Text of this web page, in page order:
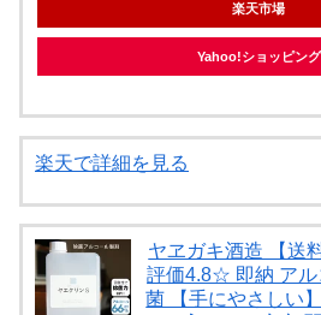
楽天市場
Yahoo!ショッピング
楽天で詳細を見る
ヤヱガキ酒造 【送
評価4.8☆ 即納 アル
菌 【手にやさしい